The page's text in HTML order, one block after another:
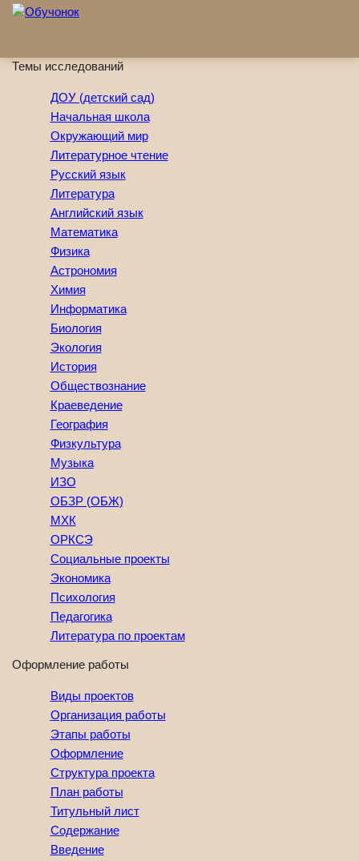
Перейти к основному содержанию
Темы исследований
ДОУ (детский сад)
Начальная школа
Окружающий мир
Литературное чтение
Русский язык
Литература
Английский язык
Математика
Физика
Астрономия
Химия
Информатика
Биология
Экология
История
Обществознание
Краеведение
География
Физкультура
Музыка
ИЗО
ОБЗР (ОБЖ)
МХК
ОРКСЭ
Социальные проекты
Экономика
Психология
Педагогика
Литература по проектам
Оформление работы
Виды проектов
Организация работы
Этапы работы
Оформление
Структура проекта
План работы
Титульный лист
Содержание
Введение